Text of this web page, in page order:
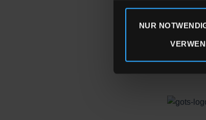
NUR